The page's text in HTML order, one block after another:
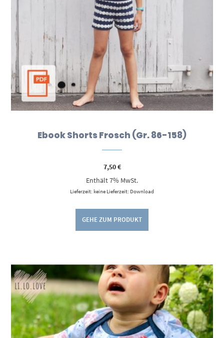
Ebook Shorts Frosch (Gr. 86-158)
7,50€
Enthält 7% MwSt.
Lieferzeit: keine Lieferzeit: Download
GEHE ZUM PRODUKT